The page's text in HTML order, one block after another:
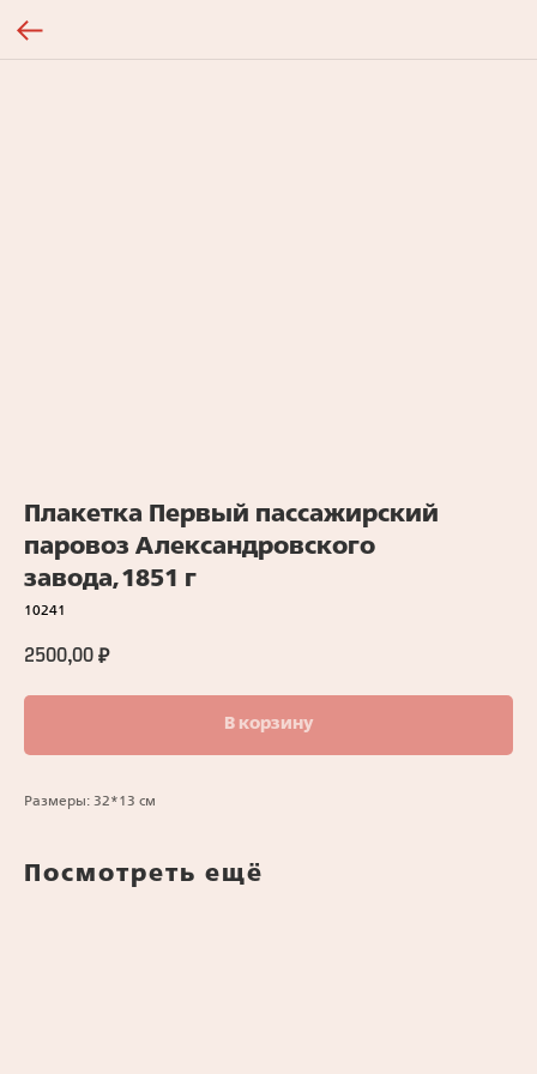
Плакетка Первый пассажирский
паровоз Александровского
завода,1851 г
10241
2500,00 ₽
В корзину
Размеры: 32*13 см
Посмотреть ещё